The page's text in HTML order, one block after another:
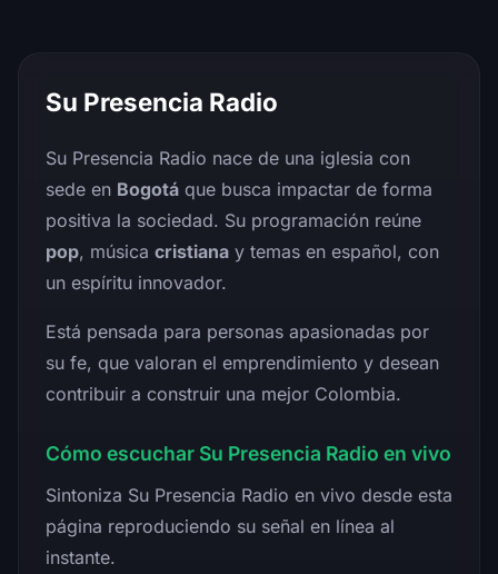
Su Presencia Radio
Su Presencia Radio nace de una iglesia con
sede en Bogotá que busca impactar de forma
positiva la sociedad. Su programación reúne
pop, música cristiana y temas en español, con
un espíritu innovador.
Está pensada para personas apasionadas por
su fe, que valoran el emprendimiento y desean
contribuir a construir una mejor Colombia.
Cómo escuchar Su Presencia Radio en vivo
Sintoniza Su Presencia Radio en vivo desde esta
página reproduciendo su señal en línea al
instante.